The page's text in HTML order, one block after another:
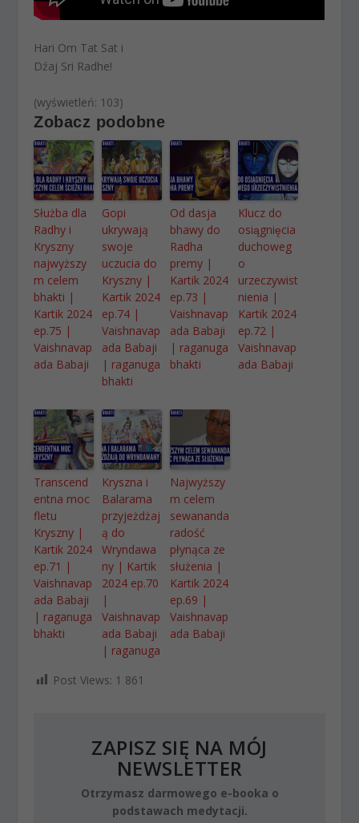
Hari Om Tat Sat i
Dźaj Sri Radhe!
(wyświetleń: 103)
Zobacz podobne
Służba dla
Radhy i
Kryszny
najwyższy
m celem
bhakti |
Kartik 2024
ep.75 |
Vaishnavap
ada Babaji
Gopi
ukrywają
swoje
uczucia do
Kryszny |
Kartik 2024
ep.74 |
Vaishnavap
ada Babaji
| raganuga
bhakti
Od dasja
bhawy do
Radha
premy |
Kartik 2024
ep.73 |
Vaishnavap
ada Babaji
| raganuga
bhakti
Klucz do
osiągnięcia
duchoweg
o
urzeczywist
nienia |
Kartik 2024
ep.72 |
Vaishnavap
ada Babaji
Transcend
entna moc
fletu
Kryszny |
Kartik 2024
ep.71 |
Vaishnavap
ada Babaji
| raganuga
bhakti
Kryszna i
Balarama
przyjeżdżaj
ą do
Wryndawa
ny | Kartik
2024 ep.70
|
Vaishnavap
ada Babaji
| raganuga
Najwyższy
m celem
sewananda
radość
płynąca ze
służenia |
Kartik 2024
ep.69 |
Vaishnavap
ada Babaji
Post Views: 1 861
ZAPISZ SIĘ NA MÓJ
NEWSLETTER
Otrzymasz darmowego e-booka o
podstawach medytacji.